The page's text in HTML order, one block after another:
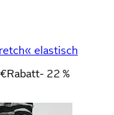
elastisch
Rabatt- 22 %